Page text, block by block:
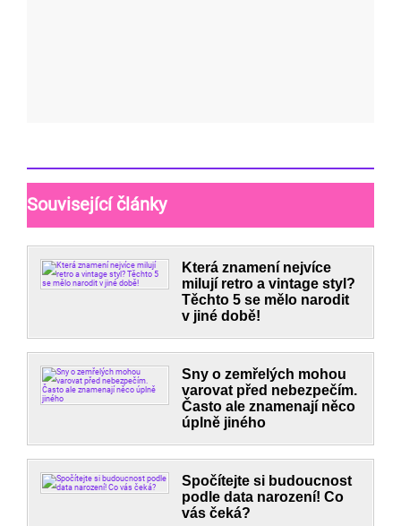
Související články
Která znamení nejvíce
milují retro a vintage styl?
Těchto 5 se mělo narodit
v jiné době!
Sny o zemřelých mohou
varovat před nebezpečím.
Často ale znamenají něco
úplně jiného
Spočítejte si budoucnost
podle data narození! Co
vás čeká?